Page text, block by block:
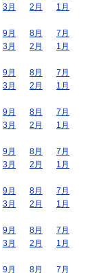
3月 2月
1月
9月 8月
7月
3月 2月
1月
9月 8月
7月
3月 2月
1月
9月 8月
7月
3月 2月
1月
9月 8月
7月
3月 2月
1月
9月 8月
7月
3月 2月
1月
9月 8月
7月
3月 2月
1月
9月 8月 7月